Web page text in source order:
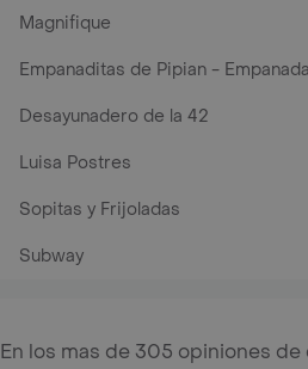
Magnifique
Empanaditas de Pipian -
Desayunadero de la 42
Luisa Postres
Sopitas y Frijoladas
Subway
En los mas de 305 opiniones